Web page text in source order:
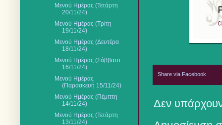
Share via Facebook
Δεν
Μενού Ημέρας (Τετάρτη
20/11/24)
Μενού Ημέρας (Τρίτη
19/11/24)
Μενού Ημέρας (Δευτέρα
18/11/24)
Μενού Ημέρας (Σάββατο
16/11/24)
Μενού Ημέρας
(Παρασκευή 15/11/24)
Μενού Ημέρας (Πέμπτη
14/11/24)
Μενού Ημέρας (Τετάρτη
13/11/24)